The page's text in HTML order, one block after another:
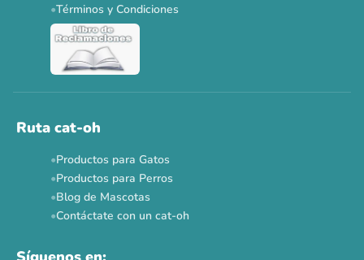
Ver todas las promos 🐾
Términos y Condiciones
Ruta cat-oh
Productos para Gatos
Productos para Perros
Blog de Mascotas
Contáctate con un cat-oh